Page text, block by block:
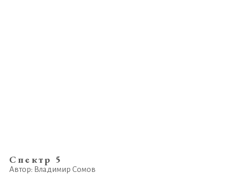
Спектр 5
Автор: Владимир Сомов